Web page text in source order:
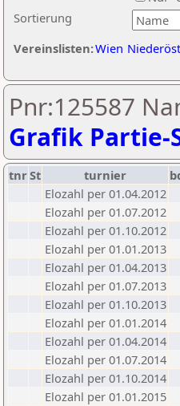
Sortierung
Vereinslisten:Wien
Pnr:125587
Grafik
tnrSt turnier
Elozahl per 01.04.2012
Elozahl per 01.07.2012
Elozahl per 01.10.2012
Elozahl per 01.01.2013
Elozahl per 01.04.2013
Elozahl per 01.07.2013
Elozahl per 01.10.2013
Elozahl per 01.01.2014
Elozahl per 01.04.2014
Elozahl per 01.07.2014
Elozahl per 01.10.2014
Elozahl per 01.01.2015